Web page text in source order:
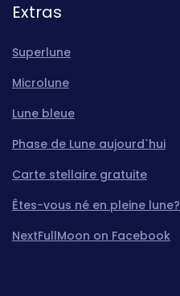
Extras
Superlune
Microlune
Lune bleue
Phase de Lune aujourd`hui
Carte stellaire gratuite
Êtes-vous né en pleine lune?
NextFullMoon on Facebook